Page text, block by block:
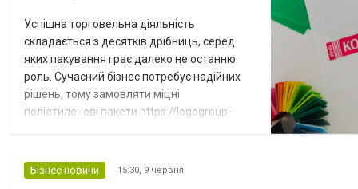
Успішна торговельна діяльність
складається з десятків дрібниць, серед
яких пакування грає далеко не останню
роль. Сучасний бізнес потребує надійних
рішень, тому замовляти міцні
поліетиленові пакети https://logogroup-
підібрана тара не просто захищає товар, а
стає частиною сервісу, формує перше
Бізнес новини 15:30, 9 червня